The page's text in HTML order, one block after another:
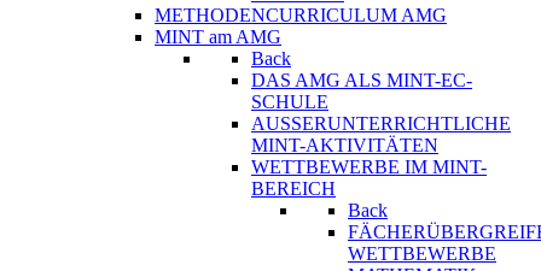
METHODENCURRICULUM AMG
MINT am AMG
Back
DAS AMG ALS MINT-EC-
SCHULE
AUSSERUNTERRICHTLICHE
MINT-AKTIVITÄTEN
WETTBEWERBE IM MINT-
BEREICH
Back
WETTBEWERBE